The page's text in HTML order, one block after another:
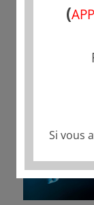
(
Si vous